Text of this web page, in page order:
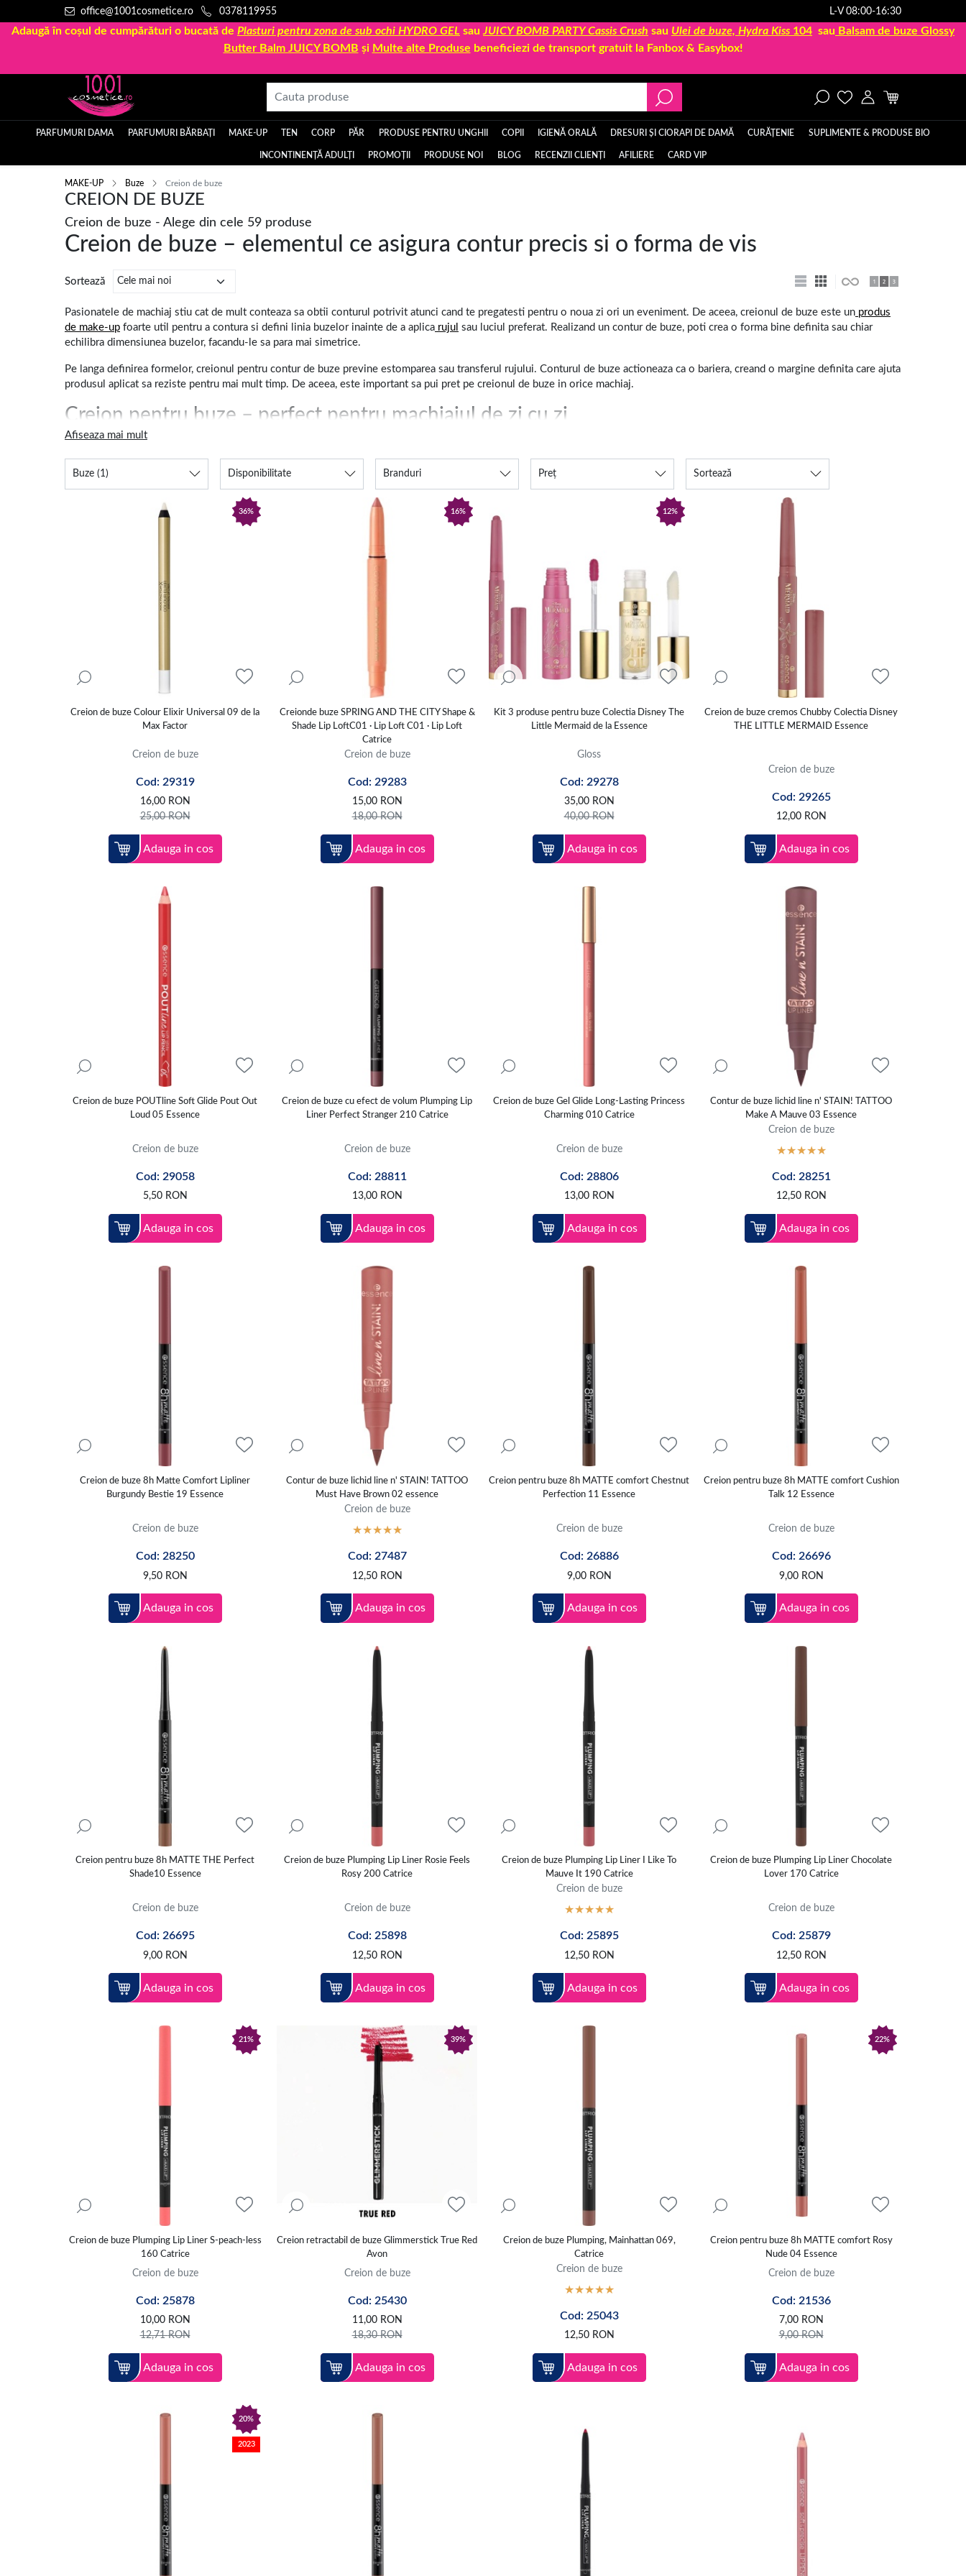
office@1001cosmetice.ro 0378119955 L-V 08:00-16:30
Adaugă în coșul de cumpărături o bucată de Plasturi pentru zona de sub ochi HYDRO GEL sau JUICY BOMB PARTY Cassis Crush sau Ulei de buze, Hydra Kiss 104 sau Balsam de buze Glossy
Butter Balm JUICY BOMB și Multe alte Produse beneficiezi de transport gratuit la Fanbox & Easybox!
PARFUMURI DAMA PARFUMURI BĂRBAȚI MAKE-UP TEN CORP PĂR PRODUSE PENTRU UNGHII COPII IGIENĂ ORALĂ DRESURI ȘI CIORAPI DE DAMĂ CURĂȚENIE SUPLIMENTE & PRODUSE BIO
INCONTINENȚĂ ADULȚI PROMOȚII PRODUSE NOI BLOG RECENZII CLIENȚI AFILIERE CARD VIP
MAKE-UP Buze Creion de buze
CREION DE BUZE
Creion de buze - Alege din cele 59 produse
Creion de buze – elementul ce asigura contur precis si o forma de vis
Sortează
Pasionatele de machiaj stiu cat de mult conteaza sa obtii conturul potrivit atunci cand te pregatesti pentru o noua zi ori un eveniment. De aceea, creionul de buze este un produs
de make-up foarte util pentru a contura si defini linia buzelor inainte de a aplica rujul sau luciul preferat. Realizand un contur de buze, poti crea o forma bine definita sau chiar
echilibra dimensiunea buzelor, facandu-le sa para mai simetrice.
Pe langa definirea formelor, creionul pentru contur de buze previne estomparea sau transferul rujului. Conturul de buze actioneaza ca o bariera, creand o margine definita care ajuta
produsul aplicat sa reziste pentru mai mult timp. De aceea, este important sa pui pret pe creionul de buze in orice machiaj.
Creion pentru buze – perfect pentru machiajul de zi cu zi
aplica unfard de pleoapecu o culoare vesela, peste care sa trasezi o linie fina de tus sau cu ajutorul unui creion de pleoape.
Dupa ce ai parcurs acesti pasi, poti continua cumachiajul sprancenelorsi contur la buze. Creioanele de contur pot fi folosite si pentru a obtine diferite nuante, in functie de
machiajul dorit. Realizand un contur de buze cu creionul care are o culoare usor diferita de cea a rujului, poti crea o nuanta personalizata, unica pentru tine. De exemplu, daca ai un
ruj rosu prea puternic, il poti atenua culoarea folosind un creion pentru contur de buze mai inchis. Astfel, folosind un singur produs, vei crea o nuanta mai subtila.
1001cosmetice.ro este site-ul unde gasesti creion de buze la pret accesibil, disponibil in nuanta preferata. Arunca o privire asupra gamei de cosmetice pe care am pregatit-o si
Afiseaza mai mult
Buze (1) Disponibilitate Branduri Preț Sortează
36%
Creion de buze Colour Elixir Universal 09 de la
Max Factor
Creion de buze
Cod: 29319
16,00 RON
25,00RON
Adauga in cos
16%
Creionde buze SPRING AND THE CITY Shape &
Shade Lip LoftC01 · Lip Loft C01 · Lip Loft
Catrice
Creion de buze
Cod: 29283
15,00 RON
18,00RON
Adauga in cos
12%
Kit 3 produse pentru buze Colectia Disney The
Little Mermaid de la Essence
Gloss
Cod: 29278
35,00 RON
40,00RON
Adauga in cos
Creion de buze cremos Chubby Colectia Disney
THE LITTLE MERMAID Essence
Creion de buze
Cod: 29265
12,00 RON
Adauga in cos
Creion de buze POUTline Soft Glide Pout Out
Loud 05 Essence
Creion de buze
Cod: 29058
5,50 RON
Adauga in cos
Creion de buze cu efect de volum Plumping Lip
Liner Perfect Stranger 210 Catrice
Creion de buze
Cod: 28811
13,00 RON
Adauga in cos
Creion de buze Gel Glide Long-Lasting Princess
Charming 010 Catrice
Creion de buze
Cod: 28806
13,00 RON
Adauga in cos
Contur de buze lichid line n' STAIN! TATTOO
Make A Mauve 03 Essence
Creion de buze
Cod: 28251
12,50 RON
Adauga in cos
Creion de buze 8h Matte Comfort Lipliner
Burgundy Bestie 19 Essence
Creion de buze
Cod: 28250
9,50 RON
Adauga in cos
Contur de buze lichid line n' STAIN! TATTOO
Must Have Brown 02 essence
Creion de buze
Cod: 27487
12,50 RON
Adauga in cos
Creion pentru buze 8h MATTE comfort Chestnut
Perfection 11 Essence
Creion de buze
Cod: 26886
9,00 RON
Adauga in cos
Creion pentru buze 8h MATTE comfort Cushion
Talk 12 Essence
Creion de buze
Cod: 26696
9,00 RON
Adauga in cos
Creion pentru buze 8h MATTE THE Perfect
Shade10 Essence
Creion de buze
Cod: 26695
9,00 RON
Adauga in cos
Creion de buze Plumping Lip Liner Rosie Feels
Rosy 200 Catrice
Creion de buze
Cod: 25898
12,50 RON
Adauga in cos
Creion de buze Plumping Lip Liner I Like To
Mauve It 190 Catrice
Creion de buze
Cod: 25895
12,50 RON
Adauga in cos
Creion de buze Plumping Lip Liner Chocolate
Lover 170 Catrice
Creion de buze
Cod: 25879
12,50 RON
Adauga in cos
21%
Creion de buze Plumping Lip Liner S-peach-less
160 Catrice
Creion de buze
Cod: 25878
10,00 RON
12,71RON
Adauga in cos
39%
Creion retractabil de buze Glimmerstick True Red
Avon
Creion de buze
Cod: 25430
11,00 RON
18,30RON
Adauga in cos
Creion de buze Plumping, Mainhattan 069,
Catrice
Creion de buze
Cod: 25043
12,50 RON
Adauga in cos
22%
Creion pentru buze 8h MATTE comfort Rosy
Nude 04 Essence
Creion de buze
Cod: 21536
7,00 RON
9,00RON
Adauga in cos
20%
2023